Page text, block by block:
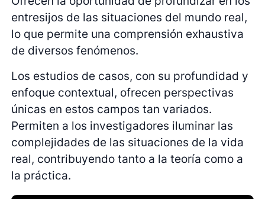
entresijos de las situaciones del mundo real,
lo que permite una comprensión exhaustiva
de diversos fenómenos.
Los estudios de casos, con su profundidad y
enfoque contextual, ofrecen perspectivas
únicas en estos campos tan variados.
Permiten a los investigadores iluminar las
complejidades de las situaciones de la vida
real, contribuyendo tanto a la teoría como a
la práctica.